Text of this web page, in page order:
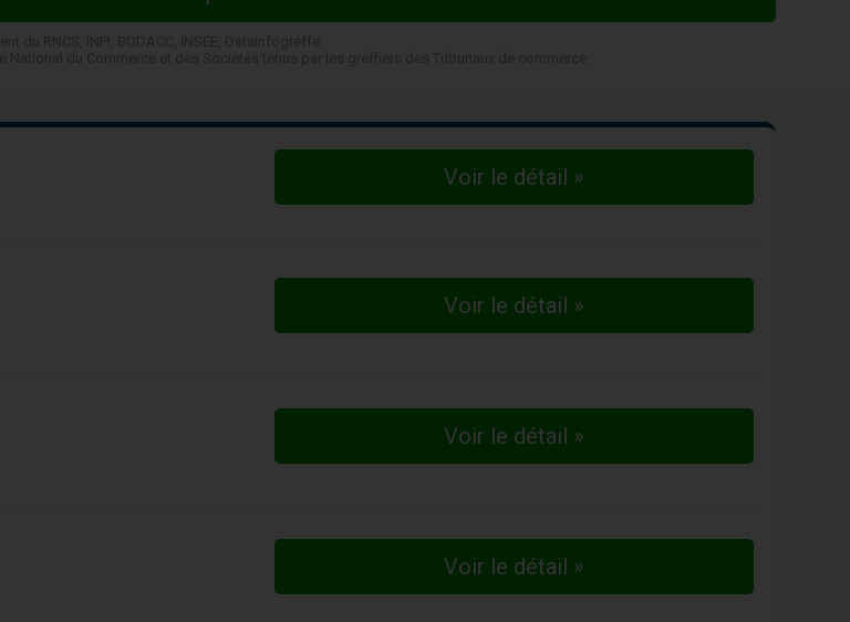
Voir le détail »
Voir le détail »
Voir le détail »
Voir le détail »